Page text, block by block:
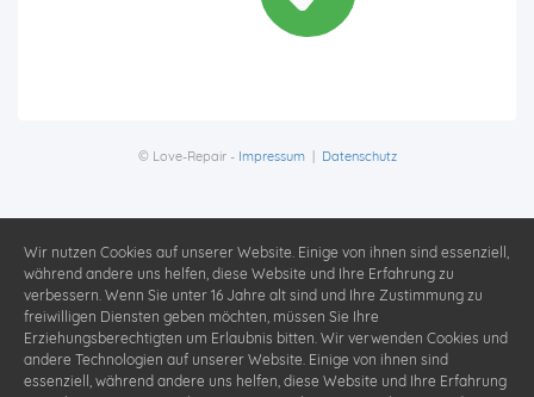
© Love-Repair - Impressum| Datenschutz
Wir nutzen Cookies auf unserer Website. Einige von ihnen sind essenziell,
während andere uns helfen, diese Website und Ihre Erfahrung zu
verbessern. Wenn Sie unter 16 Jahre alt sind und Ihre Zustimmung zu
freiwilligen Diensten geben möchten, müssen Sie Ihre
Erziehungsberechtigten um Erlaubnis bitten. Wir verwenden Cookies und
andere Technologien auf unserer Website. Einige von ihnen sind
essenziell, während andere uns helfen, diese Website und Ihre Erfahrung